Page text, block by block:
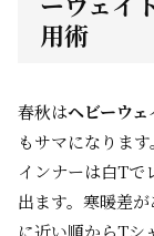
用術
春秋はヘビーウ
もサマになりま
インナーは白Tで
出ます。寒暖差
に近い順からTシ